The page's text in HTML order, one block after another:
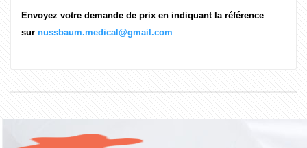
Envoyez votre demande de prix en indiquant la référence
sur nussbaum.medical@gmail.com